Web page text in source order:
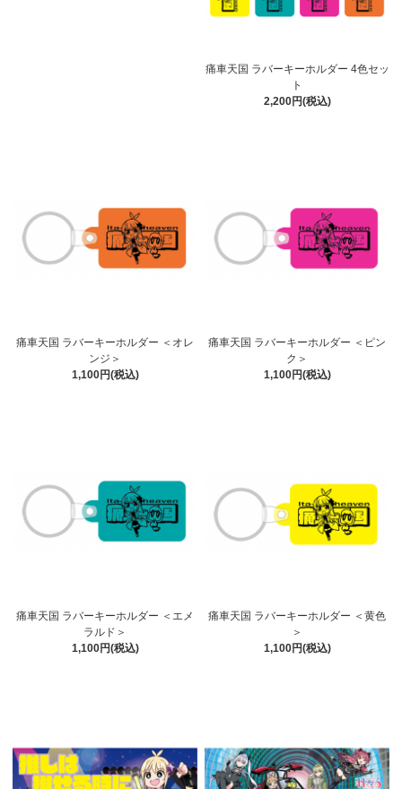
痛車天国 ラバーキーホルダー 4色セッ
ト
2,200円(税込)
痛車天国 ラバーキーホルダー ＜オレ
ンジ＞
1,100円(税込)
痛車天国 ラバーキーホルダー ＜ピン
ク＞
1,100円(税込)
痛車天国 ラバーキーホルダー ＜エメ
ラルド＞
1,100円(税込)
痛車天国 ラバーキーホルダー ＜黄色
＞
1,100円(税込)